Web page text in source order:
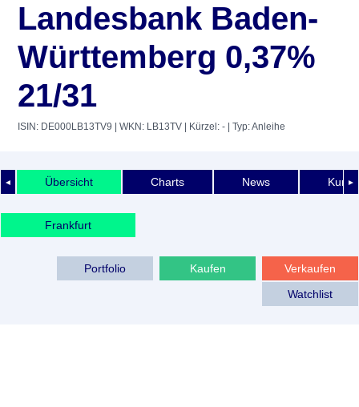
Landesbank Baden-
Württemberg 0,37%
21/31
ISIN: DE000LB13TV9 | WKN: LB13TV | Kürzel: - | Typ: Anleihe
◄ ►
Übersicht Charts News
Frankfurt
Verkaufen
Kaufen
Portfolio
Watchlist